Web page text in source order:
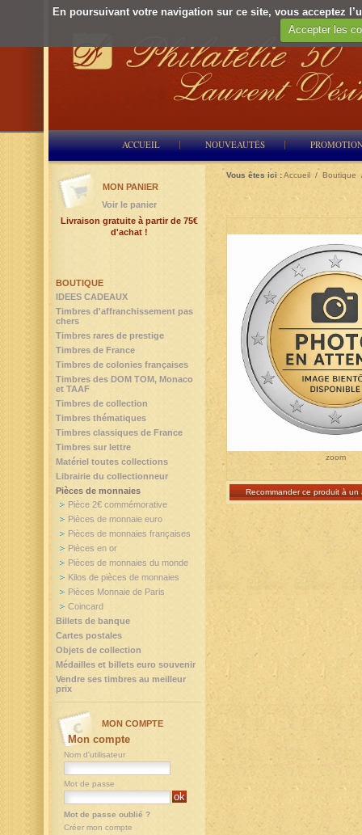
En poursuivant votre navigation sur ce site, vous acceptez
Accepter les
ACCUEIL NOUVEAUTÉS
Vous êtes ici :Accueil / Boutique
zoom
Recommander ce produit à un
BOUTIQUE
IDEES CADEAUX
Timbres d'affranchissement pas
chers
Timbres rares de prestige
Timbres de France
Timbres de colonies françaises
Timbres des DOM TOM, Monaco
et TAAF
Timbres de collection
Timbres thématiques
Timbres classiques de France
Timbres sur lettre
Matériel toutes collections
Librairie du collectionneur
Pièces de monnaies
Pièce 2€ commémorative
Pièces de monnaie euro
Pièces de monnaies françaises
Pièces en or
Pièces de monnaies du monde
Kilos de pièces de monnaies
Pièces Monnaie de Paris
Coincard
Billets de banque
Cartes postales
Objets de collection
Médailles et billets euro souvenir
Vendre ses timbres au meilleur
prix
MON PANIER
Voir le panier
Livraison gratuite à partir de 75€
d'achat !
MON COMPTE
Mon compte
Nom d'utilisateur
Mot de passe
Mot de passe oublié ?
Créer mon compte